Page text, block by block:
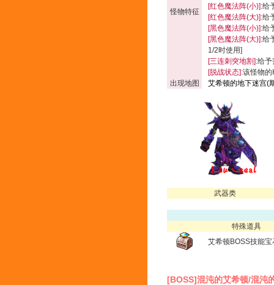
怪物特征
[红色魔法阵(小)]:给
[红色魔法阵(大)]:给
[黑色魔法阵(小)]:给
[黑色魔法阵(大)]:给
1/2时使用]
[三连刺突地割]:给予
[脱战状态]:该怪物
出现地图
艾希顿的地下迷宫(
武器类
特殊道具
艾希顿BOSS技能宝
[BOSS]混沌的艾希顿/混沌